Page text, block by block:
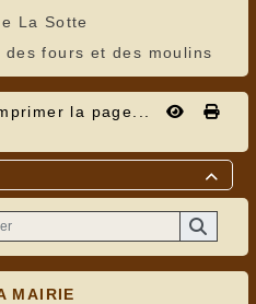
La Sotte
des fours et des moulins
la page...

MAIRIE